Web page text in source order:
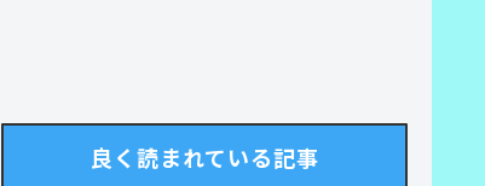
良く読まれている記事